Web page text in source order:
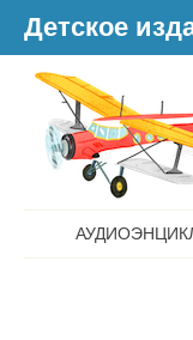
Детское